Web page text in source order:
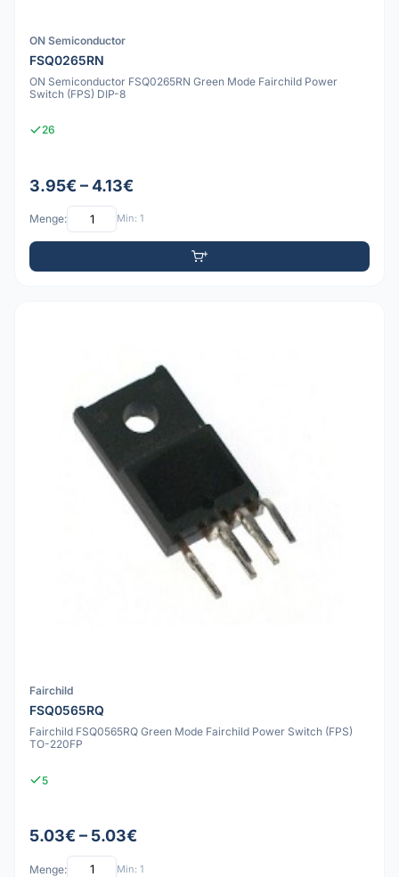
ON Semiconductor
FSQ0265RN
ON Semiconductor FSQ0265RN Green Mode Fairchild Power
Switch (FPS) DIP-8
26
3.95€ – 4.13€
Menge: Min: 1
Fairchild
FSQ0565RQ
Fairchild FSQ0565RQ Green Mode Fairchild Power Switch (FPS)
TO-220FP
5
5.03€ – 5.03€
Menge: Min: 1